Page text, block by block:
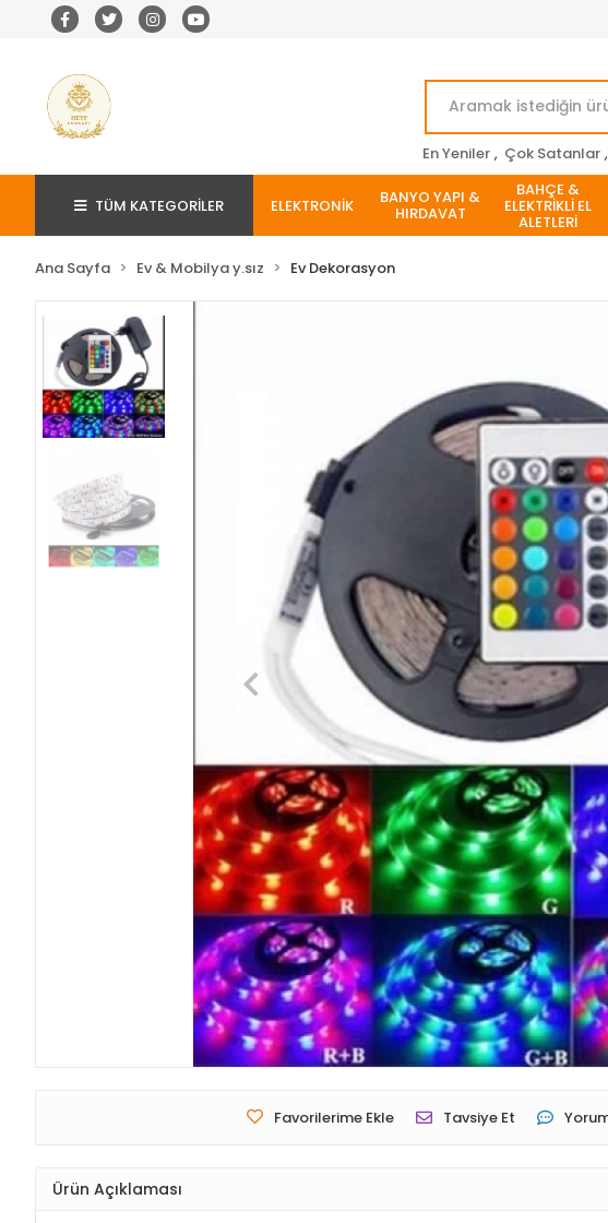
En Yeniler , Çok Satanlar ,
TÜM KATEGORİLER ELEKTRONİK BANYO YAPI &
HIRDAVAT
BAHÇE &
ELEKTRİKLİ EL
ALETLERİ
Ana Sayfa Ev & Mobilya y.sız Ev Dekorasyon
Favorilerime Ekle Tavsiye Et
Ürün Açıklaması